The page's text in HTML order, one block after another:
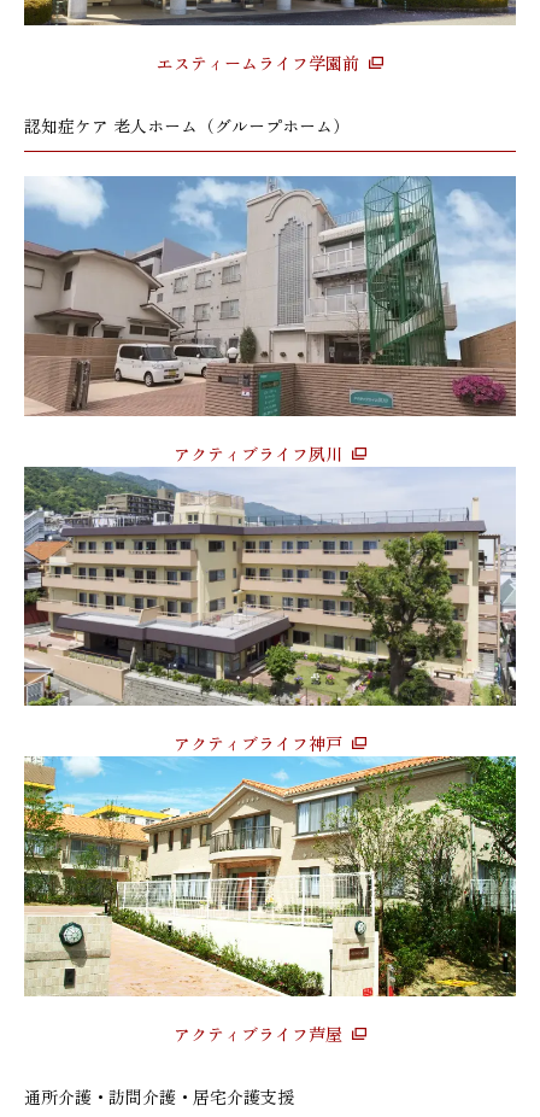
エスティームライフ学園前
認知症ケア 老人ホーム（グループホーム）
アクティブライフ夙川
アクティブライフ神戸
アクティブライフ芦屋
通所介護・訪問介護・居宅介護支援